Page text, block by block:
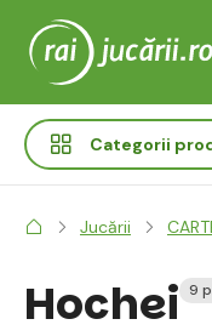
Categorii
Jucării
Hochei 9